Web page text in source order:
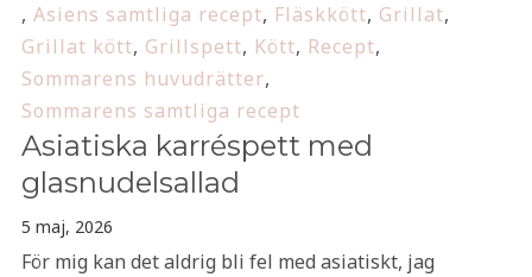
, Asiens samtliga recept, Fläskkött, Grillat,
Grillat kött, Grillspett, Kött, Recept,
Sommarens huvudrätter,
Sommarens samtliga recept
Asiatiska karréspett med
glasnudelsallad
5 maj, 2026
För mig kan det aldrig bli fel med asiatiskt, jag